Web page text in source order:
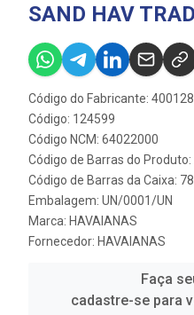
SAND HAV
Código do Fabricante:
Código: 124599
Código NCM: 64022000
Código de Barras do
Código de Barras da Caixa:
Embalagem: UN/0001/UN
Marca: HAVAIANAS
Fornecedor: HAVAIANAS
Faça
cadastre-se para